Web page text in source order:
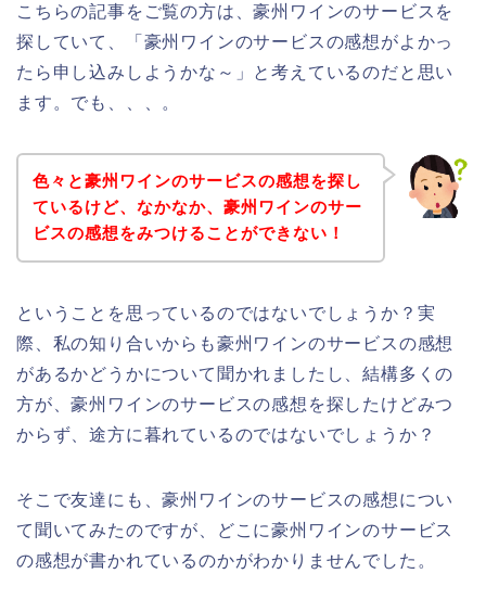
こちらの記事をご覧の方は、豪州ワインのサービスを
探していて、「豪州ワインのサービスの感想がよかっ
たら申し込みしようかな～」と考えているのだと思い
ます。でも、、、。
色々と豪州ワインのサービスの感想を探し
ているけど、なかなか、豪州ワインのサー
ビスの感想をみつけることができない！
ということを思っているのではないでしょうか？実
際、私の知り合いからも豪州ワインのサービスの感想
があるかどうかについて聞かれましたし、結構多くの
方が、豪州ワインのサービスの感想を探したけどみつ
からず、途方に暮れているのではないでしょうか？
そこで友達にも、豪州ワインのサービスの感想につい
て聞いてみたのですが、どこに豪州ワインのサービス
の感想が書かれているのかがわかりませんでした。